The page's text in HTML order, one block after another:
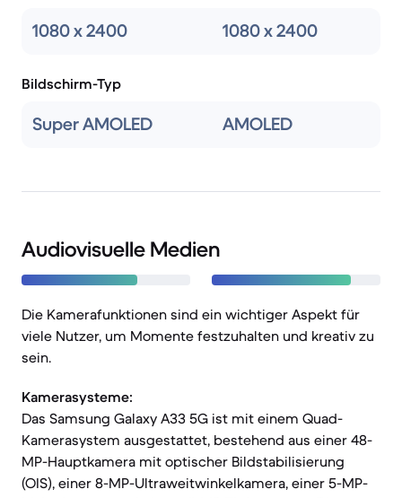
1080 x 2400 1080 x 2400
Bildschirm-Typ
Super AMOLED AMOLED
Audiovisuelle Medien
Die Kamerafunktionen sind ein wichtiger Aspekt für
viele Nutzer, um Momente festzuhalten und kreativ zu
sein.
Kamerasysteme:
Das Samsung Galaxy A33 5G ist mit einem Quad-
Kamerasystem ausgestattet, bestehend aus einer 48-
MP-Hauptkamera mit optischer Bildstabilisierung
(OIS), einer 8-MP-Ultraweitwinkelkamera, einer 5-MP-